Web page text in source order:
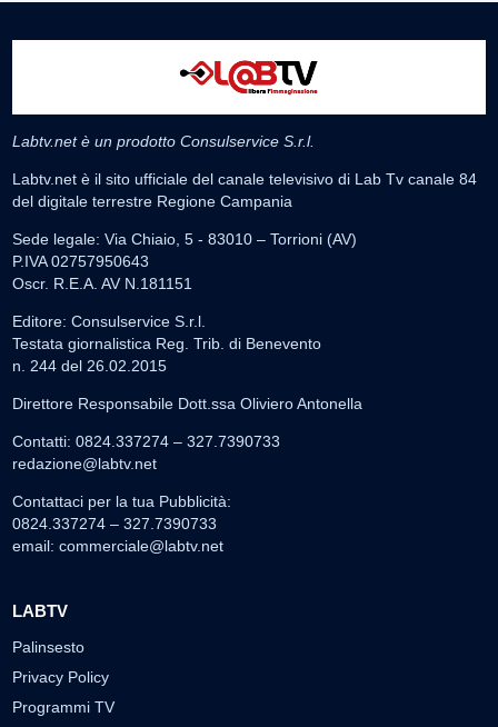
Labtv.net è un prodotto Consulservice S.r.l.
Labtv.net è il sito ufficiale del canale televisivo di Lab Tv canale 84
del digitale terrestre Regione Campania
Sede legale: Via Chiaio, 5 - 83010 – Torrioni (AV)
P.IVA 02757950643
Oscr. R.E.A. AV N.181151
Editore: Consulservice S.r.l.
Testata giornalistica Reg. Trib. di Benevento
n. 244 del 26.02.2015
Direttore Responsabile Dott.ssa Oliviero Antonella
Contatti: 0824.337274 – 327.7390733
redazione@labtv.net
Contattaci per la tua Pubblicità:
0824.337274 – 327.7390733
email: commerciale@labtv.net
LABTV
Palinsesto
Privacy Policy
Programmi TV